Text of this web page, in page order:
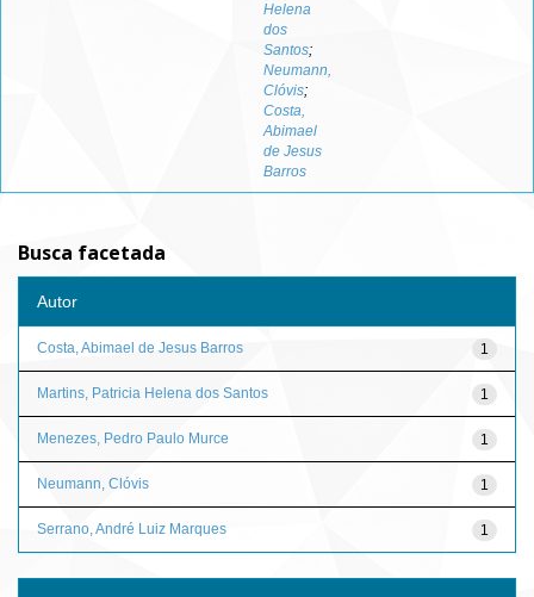
Helena
dos
Santos;
Neumann,
Clóvis;
Costa,
Abimael
de Jesus
Barros
Busca facetada
Autor
1
Costa, Abimael de Jesus Barros
1
Martins, Patricia Helena dos Santos
1
Menezes, Pedro Paulo Murce
1
Neumann, Clóvis
1
Serrano, André Luiz Marques